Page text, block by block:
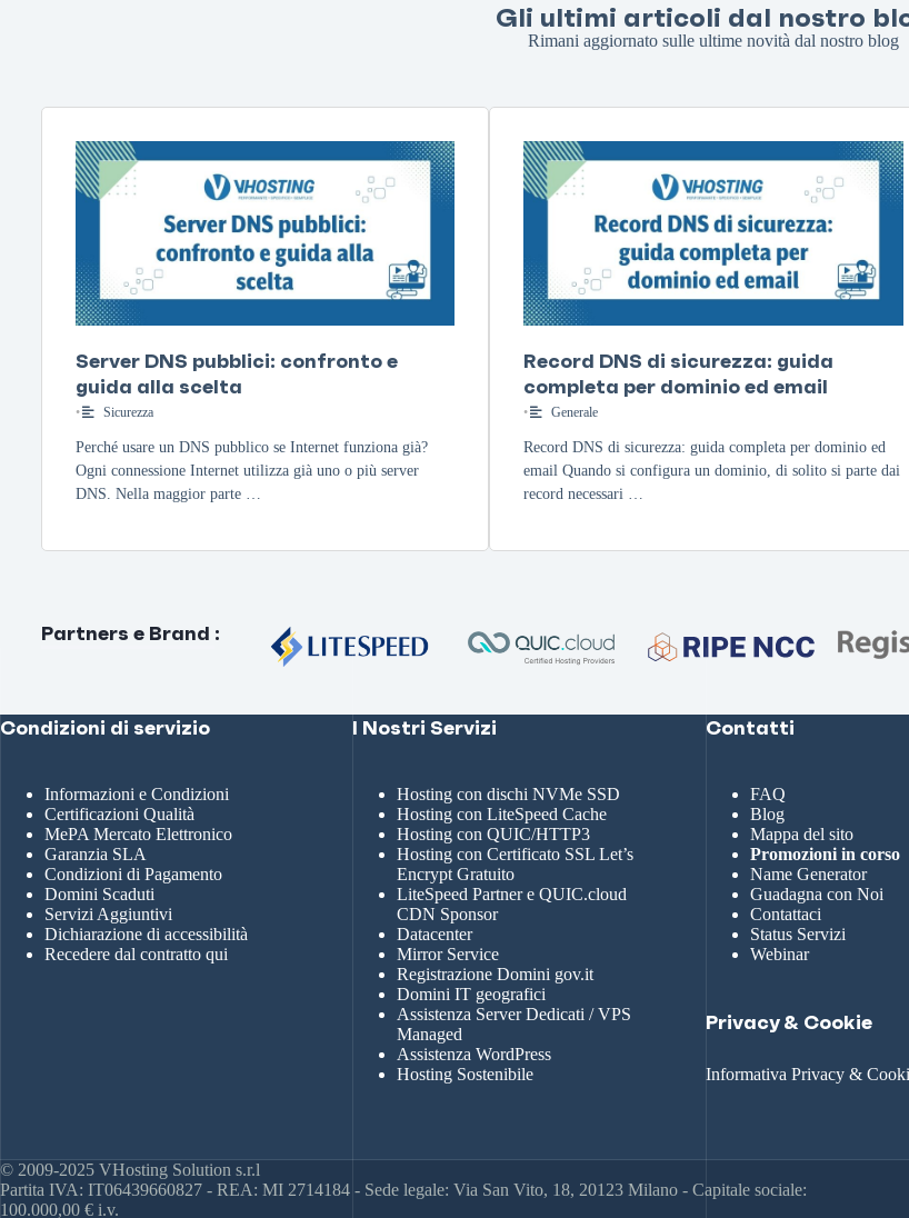
Gli ultimi articoli dal nostro
Rimani aggiornato sulle ultime novità dal nostro blog
Server DNS pubblici: confronto e
guida alla scelta
• Sicurezza
Perché usare un DNS pubblico se Internet funziona già?
Ogni connessione Internet utilizza già uno o più server
DNS. Nella maggior parte …
Record DNS di sicurezza: guida
completa per dominio ed email
• Generale
Record DNS di sicurezza: guida completa per dominio ed
email Quando si configura un dominio, di solito si parte dai
record necessari …
Partners e Brand :
Condizioni di servizio
Informazioni e Condizioni
Certificazioni Qualità
MePA Mercato Elettronico
Garanzia SLA
Condizioni di Pagamento
Domini Scaduti
Servizi Aggiuntivi
Dichiarazione di accessibilità
Recedere dal contratto qui
I Nostri Servizi
Hosting con dischi NVMe SSD
Hosting con LiteSpeed Cache
Hosting con QUIC/HTTP3
Hosting con Certificato SSL Let’s
Encrypt Gratuito
LiteSpeed Partner e QUIC.cloud
CDN Sponsor
Datacenter
Mirror Service
Registrazione Domini gov.it
Domini IT geografici
Assistenza Server Dedicati / VPS
Managed
Assistenza WordPress
Hosting Sostenibile
Contatti
FAQ
Blog
Mappa del sito
Promozioni in corso
Name Generator
Guadagna con Noi
Contattaci
Status Servizi
Webinar
Privacy & Cookie
Informativa Privacy &
© 2009-2025 VHosting Solution s.r.l
Partita IVA: IT06439660827 - REA: MI 2714184 - Sede legale: Via San Vito, 18, 20123 Milano - Capitale sociale:
100.000,00 € i.v.